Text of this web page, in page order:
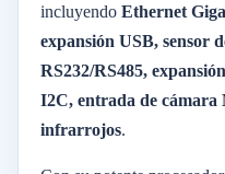
incluyendo Ethernet
expansión USB, sensor
RS232/RS485,
I2C, entrada de
infrarrojos.